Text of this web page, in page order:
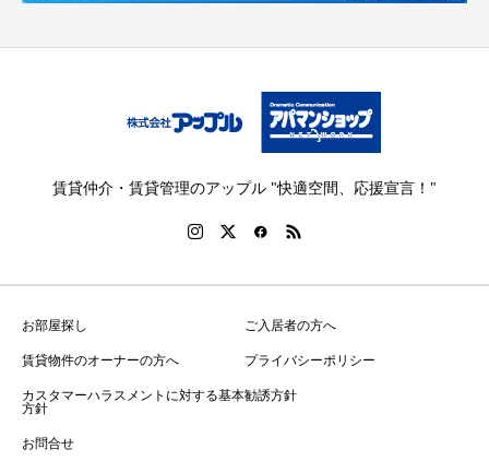
賃貸仲介・賃貸管理のアップル "快適空間、応援宣言！"
お部屋探し
ご入居者の方へ
賃貸物件のオーナーの方へ
プライバシーポリシー
カスタマーハラスメントに対する基本
方針
勧誘方針
お問合せ